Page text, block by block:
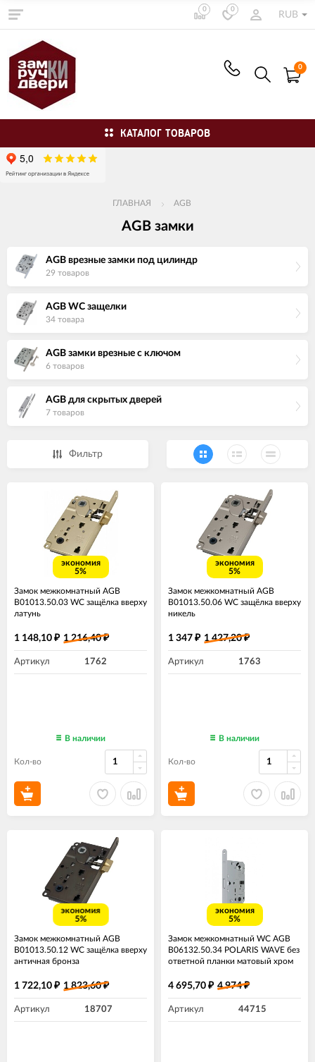
0 0
RUB
0
КАТАЛОГ ТОВАРОВ
ГЛАВНАЯ AGB
AGB замки
AGB врезные замки под цилиндр
29 товаров
AGB WC защелки
34 товара
AGB замки врезные с ключом
6 товаров
AGB для скрытых дверей
7 товаров
Фильтр
экономия
5%
Замок межкомнатный AGB
B01013.50.03 WC защёлка вверху
латунь
1 148,10 ₽ 1 216,40₽
Артикул 1762
В наличии
Кол-во
экономия
5%
Замок межкомнатный AGB
B01013.50.06 WC защёлка вверху
никель
1 347 ₽ 1 427,20₽
Артикул 1763
В наличии
Кол-во
экономия
5%
Замок межкомнатный AGB
B01013.50.12 WC защёлка вверху
античная бронза
1 722,10 ₽ 1 823,60₽
Артикул 18707
экономия
5%
Замок межкомнатный WC AGB
B06132.50.34 POLARIS WAVE без
ответной планки матовый хром
4 695,70 ₽ 4 974₽
Артикул 44715